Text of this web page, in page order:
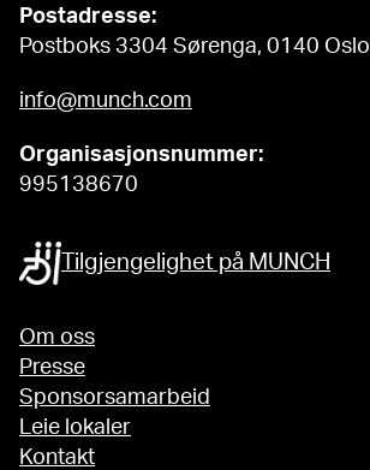
Postadresse:
Postboks 3304 Sørenga, 0140 Oslo
info@munch.com
Organisasjonsnummer:
995138670
Tilgjengelighet på MUNCH
Om oss
Presse
Sponsorsamarbeid
Leie lokaler
Kontakt